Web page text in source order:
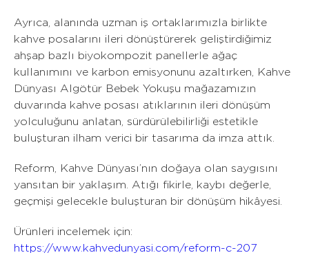
Ayrıca, alanında uzman iş ortaklarımızla birlikte
kahve posalarını ileri dönüştürerek geliştirdiğimiz
ahşap bazlı biyokompozit panellerle ağaç
kullanımını ve karbon emisyonunu azaltırken, Kahve
Dünyası Algötür Bebek Yokuşu mağazamızın
duvarında kahve posası atıklarının ileri dönüşüm
yolculuğunu anlatan, sürdürülebilirliği estetikle
buluşturan ilham verici bir tasarıma da imza attık.
Reform, Kahve Dünyası’nın doğaya olan saygısını
yansıtan bir yaklaşım. Atığı fikirle, kaybı değerle,
geçmişi gelecekle buluşturan bir dönüşüm hikâyesi.
Ürünleri incelemek için:
https://www.kahvedunyasi.com/reform-c-207